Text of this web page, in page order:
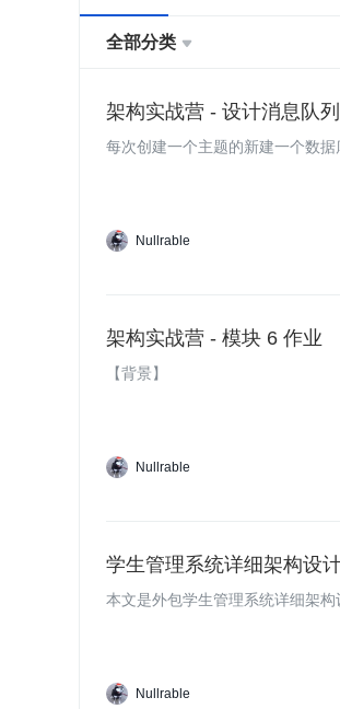
全部分类 
架构实战营 - 设计消息队
每次创建一个主题的新建一个数
Nullrable
架构实战营 - 模块 6 作业
【背景】
Nullrable
学生管理系统详细架构设
本文是外包学生管理系统详细架
Nullrable